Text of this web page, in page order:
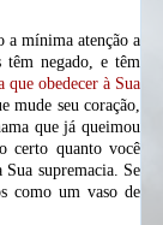
a mínima atenção a
têm negado, e têm
que obedecer à Sua
mude seu coração,
que já queimou
certo quanto você
supremacia. Se
como um vaso de